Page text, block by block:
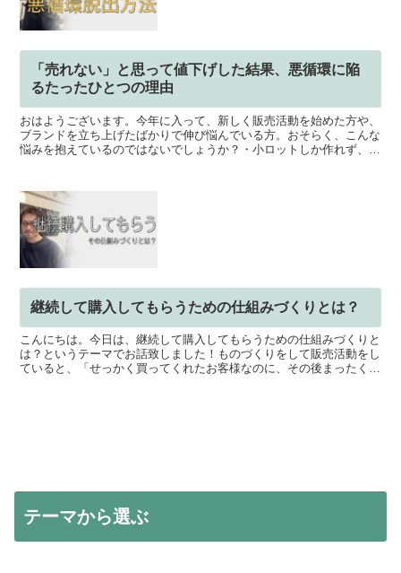
「売れない」と思って値下げした結果、悪循環に陥
るたったひとつの理由
おはようございます。今年に入って、新しく販売活動を始めた方や、
ブランドを立ち上げたばかりで伸び悩んでいる方。おそらく、こんな
悩みを抱えているのではないでしょうか？・小ロットしか作れず、在
継続して購入してもらうための仕組みづくりとは？
こんにちは。今日は、継続して購入してもらうための仕組みづくりと
は？というテーマでお話致しました！ものづくりをして販売活動をし
ていると、「せっかく買ってくれたお客様なのに、その後まったく繋
テーマから選ぶ